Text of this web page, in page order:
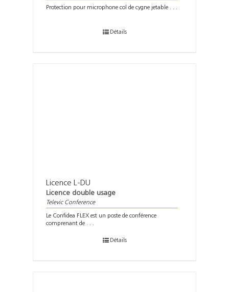
Protection pour microphone col de cygne jetable . . .
Détails
Licence L-DU
Licence double usage
Televic Conference
Le Confidea FLEX est un poste de conférence
comprenant de . . .
Détails